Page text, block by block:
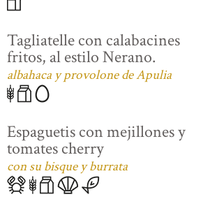
Tagliatelle con calabacines
fritos, al estilo Nerano.
albahaca y provolone de Apulia
Espaguetis con mejillones y
tomates cherry
con su bisque y burrata